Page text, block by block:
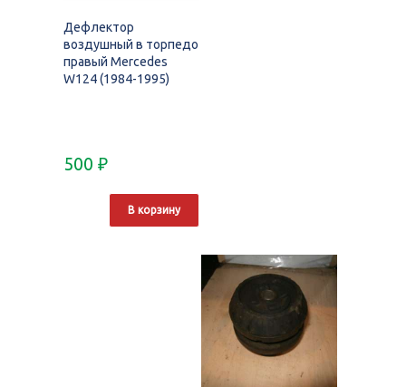
Дефлектор
воздушный в торпедо
правый Mercedes
W124 (1984-1995)
500 ₽
В корзину